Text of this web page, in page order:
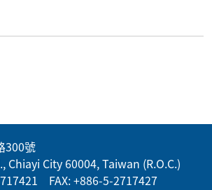
300號
Chiayi City 60004, Taiwan (R.O.C.)
FAX: +886-5-2717427